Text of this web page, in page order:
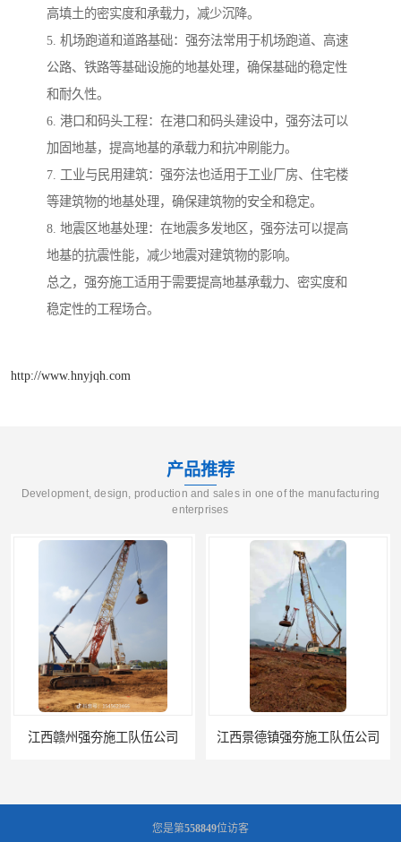
高填土的密实度和承载力，减少沉降。
5. 机场跑道和道路基础：强夯法常用于机场跑道、高速
公路、铁路等基础设施的地基处理，确保基础的稳定性
和耐久性。
6. 港口和码头工程：在港口和码头建设中，强夯法可以
加固地基，提高地基的承载力和抗冲刷能力。
7. 工业与民用建筑：强夯法也适用于工业厂房、住宅楼
等建筑物的地基处理，确保建筑物的安全和稳定。
8. 地震区地基处理：在地震多发地区，强夯法可以提高
地基的抗震性能，减少地震对建筑物的影响。
总之，强夯施工适用于需要提高地基承载力、密实度和
稳定性的工程场合。
http://www.hnyjqh.com
产品推荐
Development, design, production and sales in one of the manufacturing
enterprises
江西赣州强夯施工队伍公司 江西景德镇强夯施工队伍公司
您是第558849位访客